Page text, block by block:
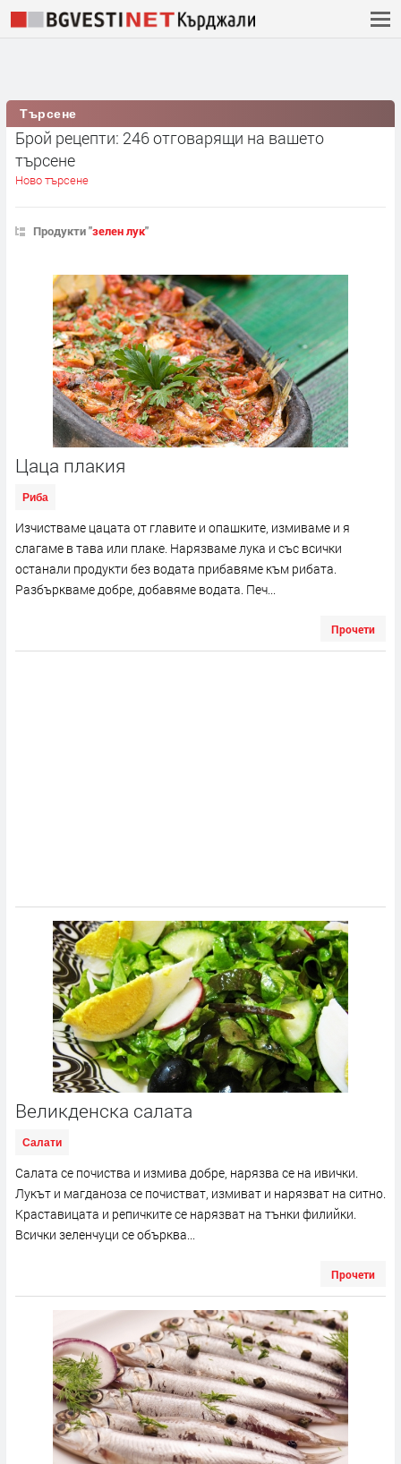
Търсене
Брой рецепти: 246 отговарящи на вашето
търсене
Ново търсене
Продукти "зелен лук"
Цаца плакия
Риба
Изчистваме цацата от главите и опашките, измиваме и я
слагаме в тава или плаке. Нарязваме лука и със всички
останали продукти без водата прибавяме към рибата.
Разбъркваме добре, добавяме водата. Печ...
Прочети
Великденска салата
Салати
Салата се почиства и измива добре, нарязва се на ивички.
Лукът и магданоза се почистват, измиват и нарязват на ситно.
Краставицата и репичките се нарязват на тънки филийки.
Всички зеленчуци се обърква...
Прочети